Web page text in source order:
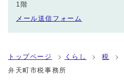
1階
メール送信フォーム
トップページ くらし 税
弁天町市税事務所